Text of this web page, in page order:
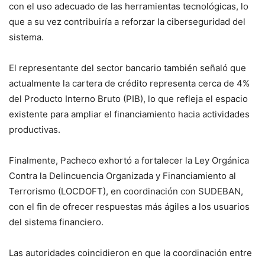
con el uso adecuado de las herramientas tecnológicas, lo
que a su vez contribuiría a reforzar la ciberseguridad del
sistema.
El representante del sector bancario también señaló que
actualmente la cartera de crédito representa cerca de 4%
del Producto Interno Bruto (PIB), lo que refleja el espacio
existente para ampliar el financiamiento hacia actividades
productivas.
Finalmente, Pacheco exhortó a fortalecer la Ley Orgánica
Contra la Delincuencia Organizada y Financiamiento al
Terrorismo (LOCDOFT), en coordinación con SUDEBAN,
con el fin de ofrecer respuestas más ágiles a los usuarios
del sistema financiero.
Las autoridades coincidieron en que la coordinación entre